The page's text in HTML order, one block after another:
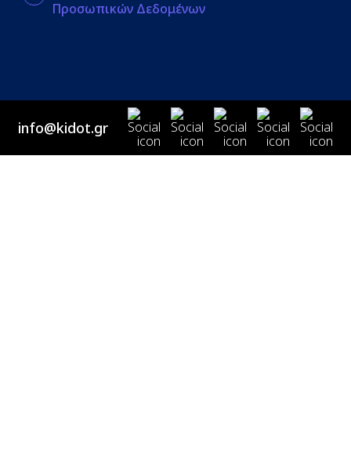
Προσωπικών Δεδομένων
info@kidot.gr